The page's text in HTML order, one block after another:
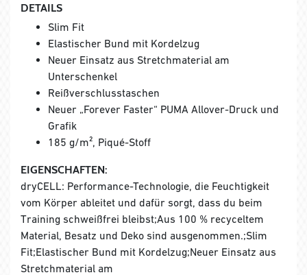
DETAILS
Slim Fit
Elastischer Bund mit Kordelzug
Neuer Einsatz aus Stretchmaterial am
Unterschenkel
Reißverschlusstaschen
Neuer „Forever Faster“ PUMA Allover-Druck und
Grafik
185 g/m², Piqué-Stoff
EIGENSCHAFTEN:
dryCELL: Performance-Technologie, die Feuchtigkeit
vom Körper ableitet und dafür sorgt, dass du beim
Training schweißfrei bleibst;Aus 100 % recyceltem
Material, Besatz und Deko sind ausgenommen.;Slim
Fit;Elastischer Bund mit Kordelzug;Neuer Einsatz aus
Stretchmaterial am